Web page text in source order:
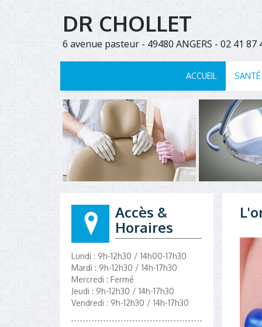
DR CHOLLET
6 avenue pasteur - 49480 ANGERS - 02 41
ACCUEIL SANTÉ
Accès &
Horaires
Lundi : 9h-12h30 / 14h00-17h30
Mardi : 9h-12h30 / 14h-17h30
Mercredi : Fermé
Jeudi : 9h-12h30 / 14h-17h30
Vendredi : 9h-12h30 / 14h-17h30